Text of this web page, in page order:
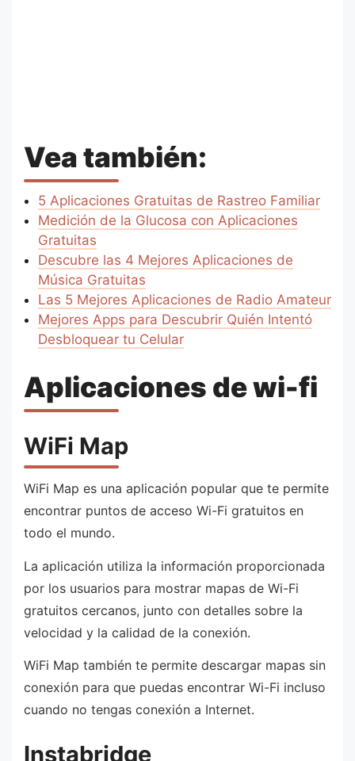
Vea también:
5 Aplicaciones Gratuitas de Rastreo Familiar
Medición de la Glucosa con Aplicaciones
Gratuitas
Descubre las 4 Mejores Aplicaciones de
Música Gratuitas
Las 5 Mejores Aplicaciones de Radio Amateur
Mejores Apps para Descubrir Quién Intentó
Desbloquear tu Celular
Aplicaciones de wi-fi
WiFi Map
WiFi Map es una aplicación popular que te permite
encontrar puntos de acceso Wi-Fi gratuitos en
todo el mundo.
La aplicación utiliza la información proporcionada
por los usuarios para mostrar mapas de Wi-Fi
gratuitos cercanos, junto con detalles sobre la
velocidad y la calidad de la conexión.
WiFi Map también te permite descargar mapas sin
conexión para que puedas encontrar Wi-Fi incluso
cuando no tengas conexión a Internet.
Instabridge